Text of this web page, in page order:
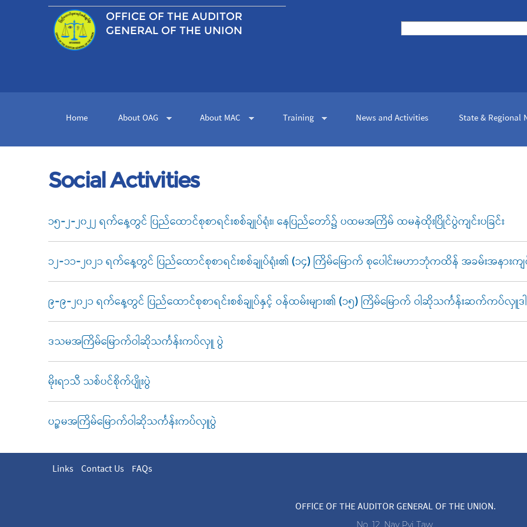
OFFICE OF THE AUDITOR
GENERAL OF THE UNION
Search form
Home About OAG About MAC Training News and Activities State & Regional
Social Activities
၁၅-၂-၂၀၂၂ ရက်နေ့တွင် ပြည်ထောင်စုစာရင်းစစ်ချုပ်ရုံး၊ နေပြည်တော်၌ ပထမအကြိမ် ထမနဲထိုးပြိုင်ပွဲကျင်းပခြင်း
၁၂-၁၁-၂၀၂၁ ရက်နေ့တွင် ပြည်ထောင်စုစာရင်းစစ်ချုပ်ရုံး၏ (၁၄) ကြိမ်မြောက် စုပေါင်းမဟာဘုံကထိန် အခမ်းအနားကျင်
၉-၉-၂၀၂၁ ရက်နေ့တွင် ပြည်ထောင်စုစာရင်းစစ်ချုပ်နှင့် ဝန်ထမ်းများ၏ (၁၅) ကြိမ်မြောက် ဝါဆိုသင်္ကန်းဆက်ကပ်လှူဒါန်
ဒသမအကြိမ်မြောက်ဝါဆိုသင်္ကန်းကပ်လှူ ပွဲ
မိုးရာသီ သစ်ပင်စိုက်ပျိုးပွဲ
ပဉ္စမအကြိမ်မြောက်ဝါဆိုသင်္ကန်းကပ်လှူပွဲ
Links Contact Us FAQs
OFFICE OF THE AUDITOR GENERAL OF THE UNION.
No. 12, Nay Pyi Taw.